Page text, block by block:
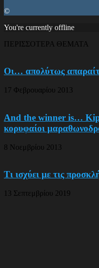
©
You're currently offline
ΠΕΡΙΣΣΟΤΕΡΑ ΘΕΜΑΤΑ
Οι… απολύτως
17 Φεβρουαρίου 2013
Αnd the winner is…
κορυφαίοι
8 Νοεμβρίου 2013
Τι ισχύει με τις
13 Σεπτεμβρίου 2019